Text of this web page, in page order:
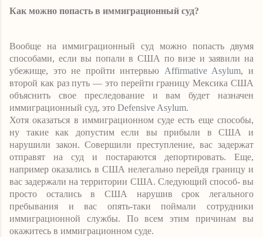
Как можно попасть в иммиграционный суд?
Вообще на иммиграционный суд можно попасть двумя
способами, если вы попали в США по визе и заявили на
убежище, это не пройти интервью Affirmative Asylum, и
второй как раз путь — это перейти границу Мексика США
объяснить свое преследование и вам будет назначен
иммиграционный суд, это Defensive Asylum.
Хотя оказаться в иммиграционном суде есть еще способы,
ну такие как допустим если вы прибыли в США и
нарушили закон. Совершили преступление, вас задержат
отправят на суд и постараются депортировать. Еще,
например оказались в США нелегально перейдя границу и
вас задержали на территории США. Следующий способ- вы
просто остались в США нарушив срок легального
пребывания и вас опять-таки поймали сотрудники
иммиграционной службы. По всем этим причинам вы
окажитесь в иммиграционном суде.